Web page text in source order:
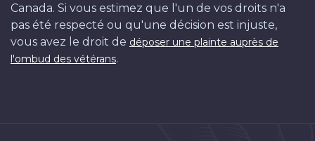
Canada. Si vous estimez que l'un de vos droits n'a
pas été respecté ou qu'une décision est injuste,
vous avez le droit de déposer une plainte auprès de
l'ombud des vétérans.